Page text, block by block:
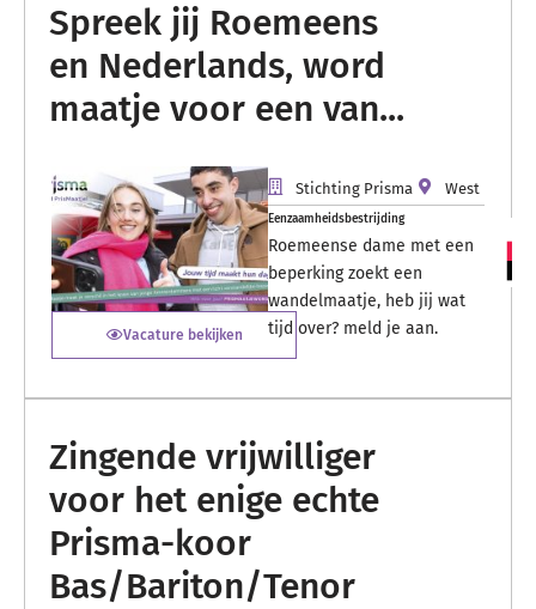
Spreek jij Roemeens
en Nederlands, word
maatje voor een van...
Vacature bekijken
Stichting Prisma West
Eenzaamheidsbestrijding
Roemeense dame met een
beperking zoekt een
wandelmaatje, heb jij wat
tijd over? meld je aan.
Zingende vrijwilliger
voor het enige echte
Prisma-koor
Bas/Bariton/Tenor